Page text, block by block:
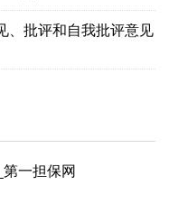
、批评和自我批评意见
第一担保网